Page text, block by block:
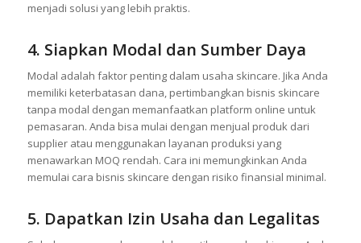
menjadi solusi yang lebih praktis.
4. Siapkan Modal dan Sumber Daya
Modal adalah faktor penting dalam usaha skincare. Jika Anda
memiliki keterbatasan dana, pertimbangkan bisnis skincare
tanpa modal dengan memanfaatkan platform online untuk
pemasaran. Anda bisa mulai dengan menjual produk dari
supplier atau menggunakan layanan produksi yang
menawarkan MOQ rendah. Cara ini memungkinkan Anda
memulai cara bisnis skincare dengan risiko finansial minimal.
5. Dapatkan Izin Usaha dan Legalitas